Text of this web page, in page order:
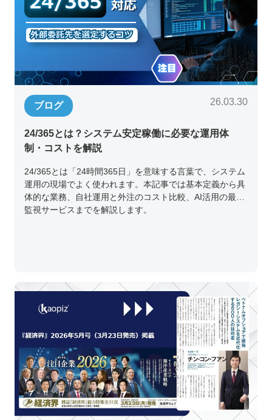
ブログ 26.03.30
24/365とは？システム安定稼働に必要な運用体
制・コストを解説
24/365とは「24時間365日」を意味する言葉で、システム
運用の現場でよく使われます。本記事では基本定義から具
体的な業務、自社運用と外注のコスト比較、AI活用の最新
監視サービスまでを解説します。